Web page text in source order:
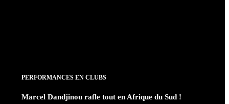
PERFORMANCES EN CLUBS
Marcel Dandjinou rafle tout en Afrique du Sud !